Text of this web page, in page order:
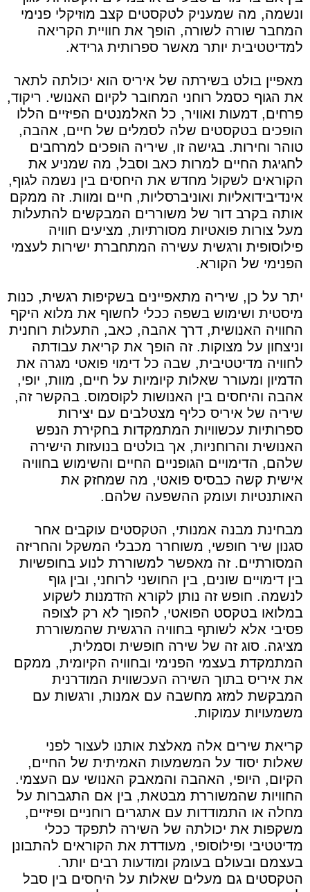
ונשמה, מה שמעניק לטקסטים קצב מוזיקלי פנימי
המחבר שורה לשורה, הופך את חוויית הקריאה
למדיטטיבית יותר מאשר ספרותית גרידא.
מאפיין בולט בשירתה של איריס הוא יכולתה לתאר
את הגוף כסמל רוחני המחובר לקיום האנושי. ריקוד,
פרחים, דמעות ואוויר, כל האלמנטים הפיזיים הללו
הופכים בטקסטים שלה לסמלים של חיים, אהבה,
טוהר וחירות. בגישה זו, שיריה הופכים למרחבים
לחגיגת החיים למרות כאב וסבל, מה שמניע את
הקוראים לשקול מחדש את היחסים בין נשמה לגוף,
אינדיבידואליות ואוניברסליות, חיים ומוות. זה ממקם
אותה בקרב דור של משוררים המבקשים להתעלות
מעל צורות פואטיות מסורתיות, מציעים חוויה
פילוסופית ורגשית עשירה המתחברת ישירות לעצמי
הפנימי של הקורא.
יתר על כן, שיריה מתאפיינים בשקיפות רגשית, כנות
מיסטית ושימוש בשפה ככלי לחשוף את מלוא היקף
החוויה האנושית, דרך אהבה, כאב, התעלות רוחנית
וניצחון על מצוקות. זה הופך את קריאת עבודתה
לחוויה מדיטטיבית, שבה כל דימוי פואטי מגרה את
הדמיון ומעורר שאלות קיומיות על חיים, מוות, יופי,
אהבה והיחסים בין האנושות לקוסמוס. בהקשר זה,
שיריה של איריס כליף מצטלבים עם יצירות
ספרותיות עכשוויות המתמקדות בחקירת הנפש
האנושית והרוחניות, אך בולטים בנועזות הישירה
שלהם, הדימויים הגופניים החיים והשימוש בחוויה
אישית קשה כבסיס פואטי, מה שמחזק את
האותנטיות ועומק ההשפעה שלהם.
מבחינת מבנה אמנותי, הטקסטים עוקבים אחר
סגנון שיר חופשי, משוחרר מכבלי המשקל והחריזה
המסורתיים. זה מאפשר למשוררת לנוע בחופשיות
בין דימויים שונים, בין החושני לרוחני, ובין גוף
לנשמה. חופש זה נותן לקורא הזדמנות לשקוע
במלואו בטקסט הפואטי, להפוך לא רק לצופה
פסיבי אלא לשותף בחוויה הרגשית שהמשוררת
מציגה. סוג זה של שירה חופשית וסמלית,
המתמקדת בעצמי הפנימי ובחוויה הקיומית, ממקם
את איריס בתוך השירה העכשווית המודרנית
המבקשת למזג מחשבה עם אמנות, ורגשות עם
משמעויות עמוקות.
קריאת שירים אלה מאלצת אותנו לעצור לפני
שאלות יסוד על המשמעות האמיתית של החיים,
הקיום, היופי, האהבה והמאבק האנושי עם העצמי.
החוויות שהמשוררת מבטאת, בין אם התגברות על
מחלה או התמודדות עם אתגרים רוחניים ופיזיים,
משקפות את יכולתה של השירה לתפקד ככלי
מדיטטיבי ופילוסופי, מעודדת את הקוראים להתבונן
בעצמם ובעולם בעומק ומודעות רבים יותר.
הטקסטים גם מעלים שאלות על היחסים בין סבל